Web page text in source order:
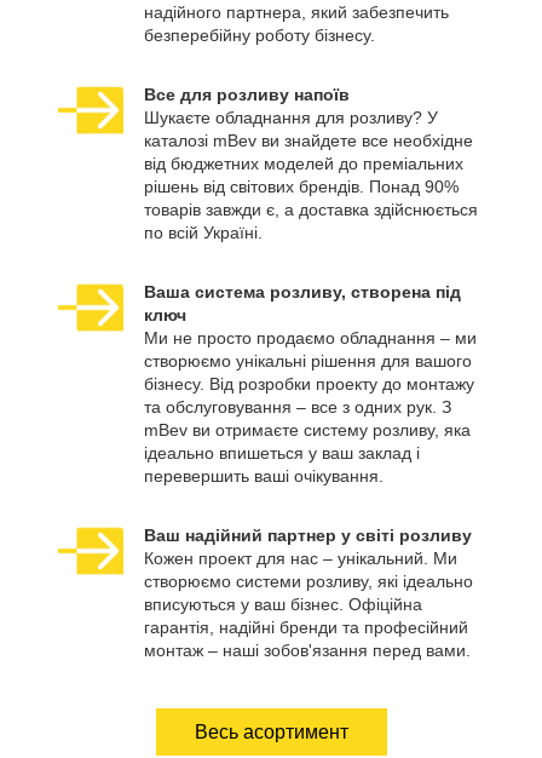
надійного партнера, який забезпечить
безперебійну роботу бізнесу.
Все для розливу напоїв
Шукаєте обладнання для розливу? У
каталозі mBev ви знайдете все необхідне
від бюджетних моделей до преміальних
рішень від світових брендів. Понад 90%
товарів завжди є, а доставка здійснюється
по всій Україні.
Ваша система розливу, створена під
ключ
Ми не просто продаємо обладнання – ми
створюємо унікальні рішення для вашого
бізнесу. Від розробки проекту до монтажу
та обслуговування – все з одних рук. З
mBev ви отримаєте систему розливу, яка
ідеально впишеться у ваш заклад і
перевершить ваші очікування.
Ваш надійний партнер у світі розливу
Кожен проект для нас – унікальний. Ми
створюємо системи розливу, які ідеально
вписуються у ваш бізнес. Офіційна
гарантія, надійні бренди та професійний
монтаж – наші зобов'язання перед вами.
Весь асортимент